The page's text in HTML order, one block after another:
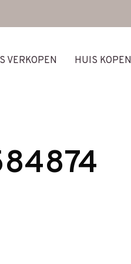
VERKOPEN HUIS KOPEN